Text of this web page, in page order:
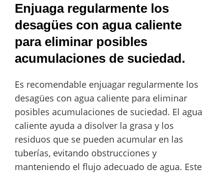
Enjuaga regularmente los
desagües con agua caliente
para eliminar posibles
acumulaciones de suciedad.
Es recomendable enjuagar regularmente los
desagües con agua caliente para eliminar
posibles acumulaciones de suciedad. El agua
caliente ayuda a disolver la grasa y los
residuos que se pueden acumular en las
tuberías, evitando obstrucciones y
manteniendo el flujo adecuado de agua. Este